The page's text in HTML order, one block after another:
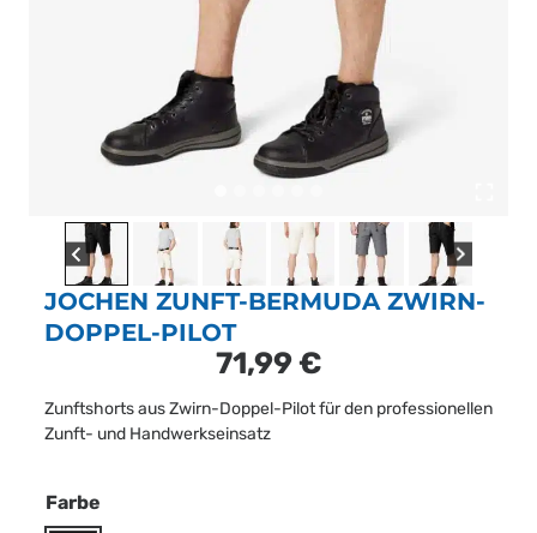
JOCHEN ZUNFT-BERMUDA ZWIRN-
DOPPEL-PILOT
71,99€
Zunftshorts aus Zwirn-Doppel-Pilot für den professionellen
Zunft- und Handwerkseinsatz
Farbe